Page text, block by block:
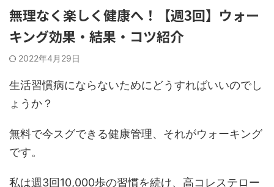
無理なく楽しく健康へ！【週3回】ウォー
キング効果・結果・コツ紹介
2022年4月29日
生活習慣病にならないためにどうすればいいのでし
ょうか？
無料で今スグできる健康管理、それがウォーキング
です。
私は週3回10,000歩の習慣を続け、高コレステロー